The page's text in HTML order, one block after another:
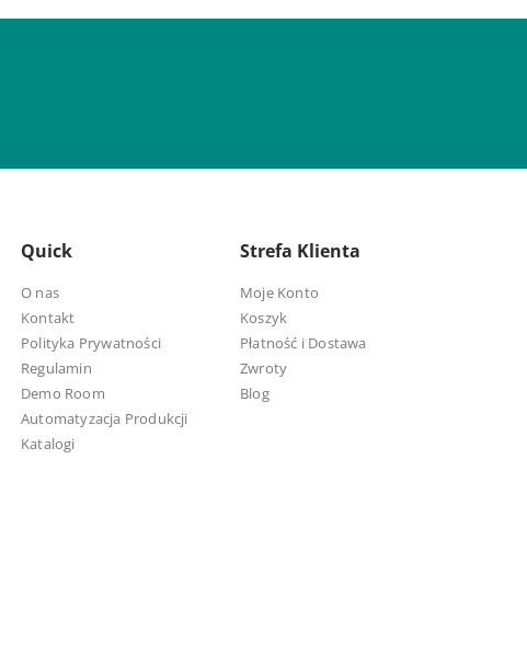
Quick
O nas
Kontakt
Polityka Prywatności
Regulamin
Demo Room
Automatyzacja Produkcji
Katalogi
Strefa Klienta
Moje Konto
Koszyk
Płatność i Dostawa
Zwroty
Blog